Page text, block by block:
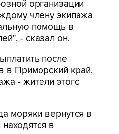
помощь в
- сказал он.
после
- жители этого
моряки вернутся в
утраченные